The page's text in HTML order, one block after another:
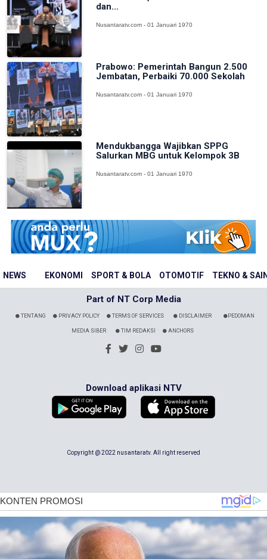
NEWS EKONOMI SPORT & BOLA OTOMOTIF TEKNO &
dan...
Nusantaratv.com - 01 Januari 1970
Prabowo: Pemerintah Bangun 2.500
Jembatan, Perbaiki 70.000 Sekolah
Nusantaratv.com - 01 Januari 1970
Mendukbangga Wajibkan SPPG
Salurkan MBG untuk Kelompok 3B
Nusantaratv.com - 01 Januari 1970
Part of NT Corp Media
TENTANG PRIVACY POLICY TERMS OF SERVICES DISCLAIMER PEDOMAN
MEDIA SIBER TIM REDAKSI ANCHORS
Download aplikasi NTV
Copyright @ 2022 nusantaratv. All right reserved